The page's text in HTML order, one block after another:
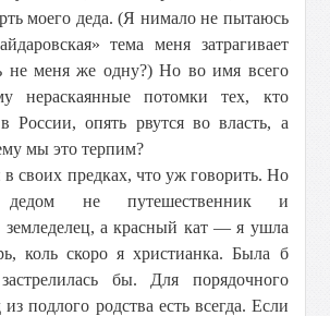
моего деда. (Я нимало не пытаюсь
тема меня затрагивает
не меня же одну?) Но во имя всего
нераскаянные потомки тех, кто
в России, опять рвутся во власть, а
мы это терпим?
своих предках, что уж говорить. Но
не путешественник и
земледелец, а красный кат — я ушла
коль скоро я христианка. Была б
бы. Для порядочного
подлого родства есть всегда. Если